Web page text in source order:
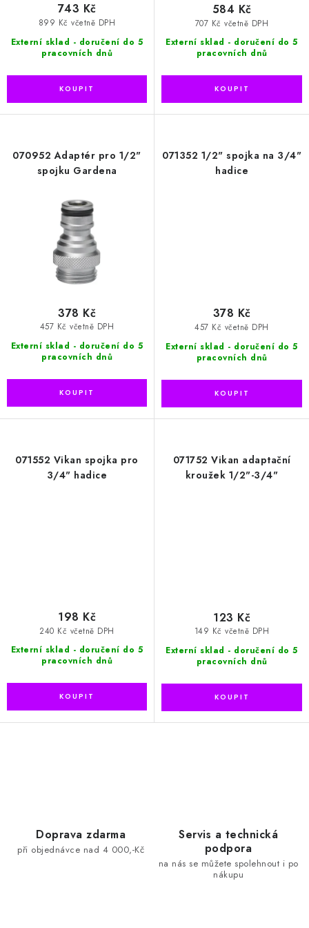
Externí sklad - doručení do 5
pracovních dnů
899 Kč včetně DPH
743 Kč
Externí sklad - doručení do 5
pracovních dnů
707 Kč včetně DPH
584 Kč
070952 Adaptér pro 1/2"
spojku Gardena
Externí sklad - doručení do 5
pracovních dnů
457 Kč včetně DPH
378 Kč
071352 1/2" spojka na 3/4"
hadice
Externí sklad - doručení do 5
pracovních dnů
457 Kč včetně DPH
378 Kč
071552 Vikan spojka pro
3/4" hadice
Externí sklad - doručení do 5
pracovních dnů
240 Kč včetně DPH
198 Kč
071752 Vikan adaptační
kroužek 1/2"-3/4"
Externí sklad - doručení do 5
pracovních dnů
149 Kč včetně DPH
123 Kč
Doprava zdarma
při objednávce nad 4 000,-Kč
Servis a technická
podpora
na nás se můžete spolehnout i po
nákupu